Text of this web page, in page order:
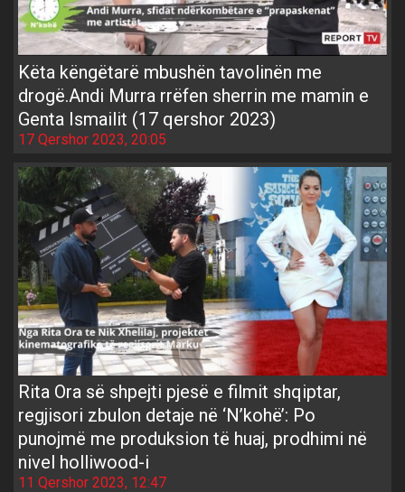
Këta këngëtarë mbushën tavolinën me
drogë.Andi Murra rrëfen sherrin me mamin e
Genta Ismailit (17 qershor 2023)
17 Qershor 2023, 20:05
Rita Ora së shpejti pjesë e filmit shqiptar,
regjisori zbulon detaje në ‘N’kohë’: Po
punojmë me produksion të huaj, prodhimi në
nivel holliwood-i
11 Qershor 2023, 12:47